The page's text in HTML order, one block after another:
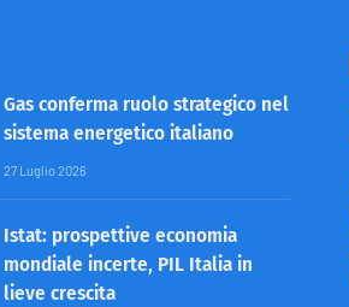
Gas conferma ruolo strategico nel
sistema energetico italiano
27 Luglio 2026
Istat: prospettive economia
mondiale incerte, PIL Italia in
lieve crescita